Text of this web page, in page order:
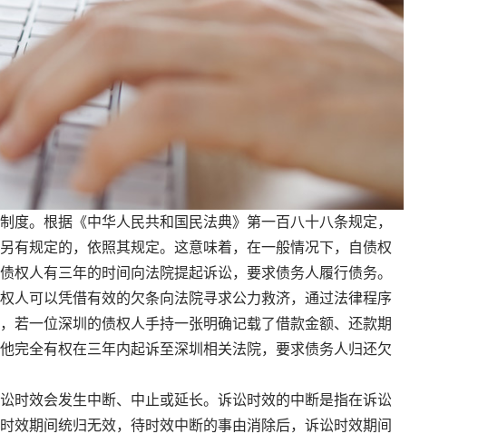
。根据《中华人民共和国民法典》第一百八十八条规定，
有规定的，依照其规定。这意味着，在一般情况下，自债权
人有三年的时间向法院提起诉讼，要求债务人履行债务。
人可以凭借有效的欠条向法院寻求公力救济，通过法律程序
若一位深圳的债权人手持一张明确记载了借款金额、还款期
完全有权在三年内起诉至深圳相关法院，要求债务人归还欠
效会发生中断、中止或延长。诉讼时效的中断是指在诉讼
效期间统归无效，待时效中断的事由消除后，诉讼时效期间